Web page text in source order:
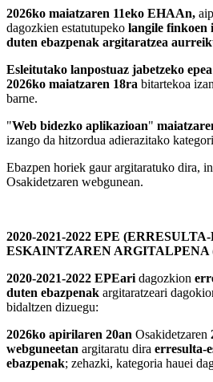
2026ko maiatzaren 11eko EHAAn,
dagozkien estatutupeko langile finkoen
duten ebazpenak argitaratzea
Esleitutako lanpostuaz jabetzeko epea
2026ko maiatzaren 18ra bitartekoa
barne.
"Web bidezko aplikazioan"
izango da hitzordua adierazitako
Ebazpen horiek gaur argitaratuko dira,
Osakidetzaren webgunean.
2020-2021-2022 EPE
ESKAINTZAREN ARGITALPENA
2020-2021-2022 EPEari dagozkion
duten ebazpenak argitaratzeari
bidaltzen dizuegu:
2026ko apirilaren 20an Osakidetzaren
webguneetan argitaratu dira erresulta-
ebazpenak; zehazki, kategoria hauei